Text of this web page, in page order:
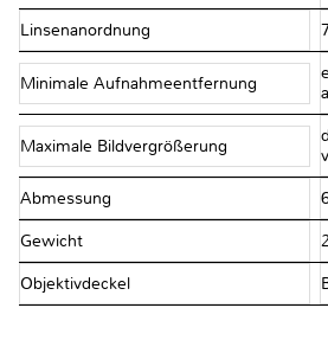
Linsenanordnung
Minimale Aufnahmeentfernung
Maximale Bildvergrößerung
Abmessung
Gewicht
Objektivdeckel